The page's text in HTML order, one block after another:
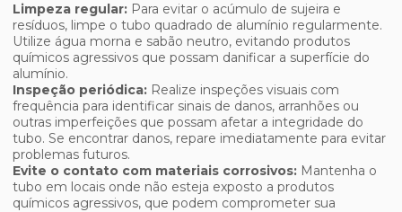
Limpeza regular: Para evitar o acúmulo de sujeira e
resíduos, limpe o tubo quadrado de alumínio regularmente.
Utilize água morna e sabão neutro, evitando produtos
químicos agressivos que possam danificar a superfície do
alumínio.
Inspeção periódica: Realize inspeções visuais com
frequência para identificar sinais de danos, arranhões ou
outras imperfeições que possam afetar a integridade do
tubo. Se encontrar danos, repare imediatamente para evitar
problemas futuros.
Evite o contato com materiais corrosivos: Mantenha o
tubo em locais onde não esteja exposto a produtos
químicos agressivos, que podem comprometer sua